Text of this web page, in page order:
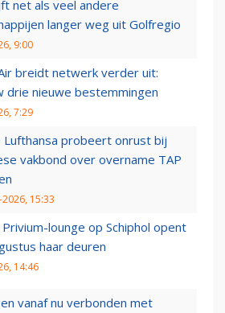
net als veel andere
langer weg uit Golfregio
9:00
breidt netwerk verder uit:
drie nieuwe bestemmingen
7:29
Lufthansa probeert onrust bij
vakbond over overname TAP
15:33
lounge op Schiphol opent
haar deuren
14:46
vanaf nu verbonden met